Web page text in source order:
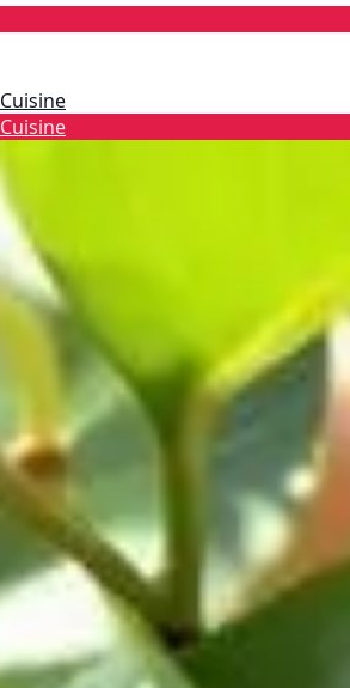
Cuisine
Cuisine